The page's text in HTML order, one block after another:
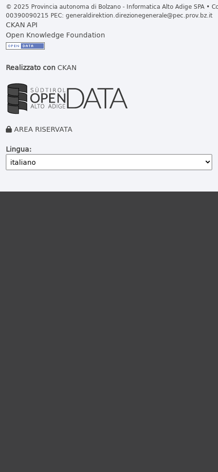
© 2025 Provincia autonoma di Bolzano - Informatica Alto Adige SPA •
00390090215 PEC: generaldirektion.direzionegenerale@pec.prov.bz.it
CKAN API
Open Knowledge Foundation
Realizzato conCKAN
AREA RISERVATA
Lingua